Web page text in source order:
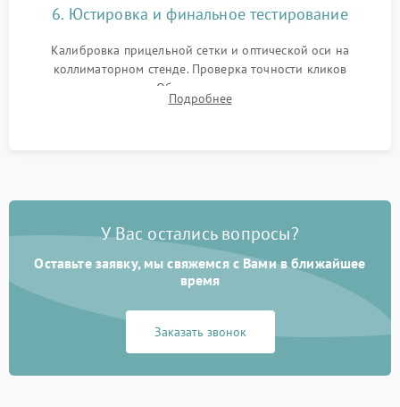
6. Юстировка и финальное тестирование
Калибровка прицельной сетки и оптической оси на
коллиматорном стенде. Проверка точности кликов
механизма поправок. Обязательное испытание прицела на
ударном стенде для проверки устойчивости к отдаче и
Подробнее
У Вас остались вопросы?
Оставьте заявку, мы свяжемся с Вами в ближайшее
время
Заказать звонок